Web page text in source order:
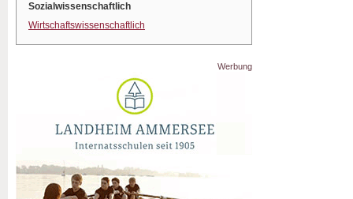
Sozialwissenschaftlich
Wirtschaftswissenschaftlich
Werbung